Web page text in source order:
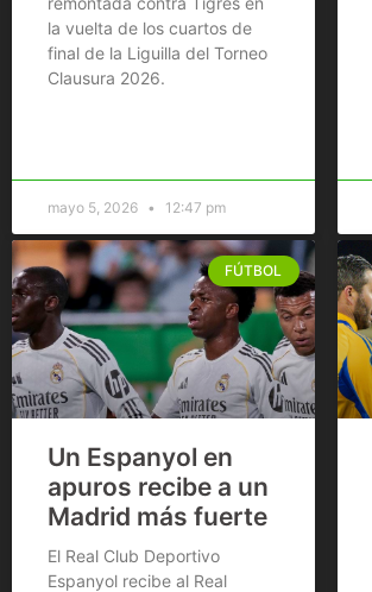
la vuelta de los cuartos de
final de la Liguilla del Torneo
Clausura 2026.
mayo 5, 2026 12:47 pm
FÚTBOL
Un Espanyol en
apuros recibe a un
Madrid más fuerte
El Real Club Deportivo
Espanyol recibe al Real